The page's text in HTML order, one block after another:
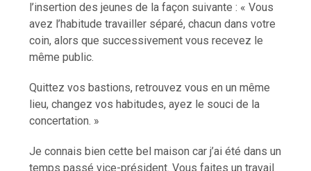
l’insertion des jeunes de la façon suivante : « Vous
avez l’habitude travailler séparé, chacun dans votre
coin, alors que successivement vous recevez le
même public.
Quittez vos bastions, retrouvez vous en un même
lieu, changez vos habitudes, ayez le souci de la
concertation. »
Je connais bien cette bel maison car j’ai été dans un
temps passé vice-président. Vous faites un travail